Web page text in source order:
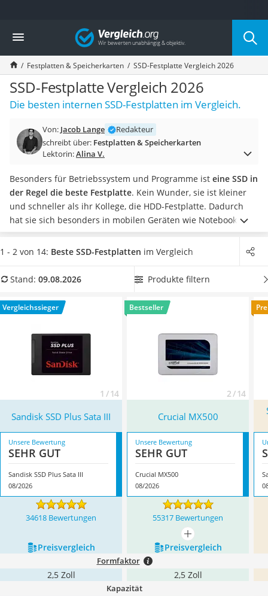
Die beliebtesten Vergleiche nach Kategorie
Elektronik
Powerstation
Monitor 32 Zoll 4K
Fernseher
Drucker
Desktop-PC
Diascanner
Laser-Multifunktionsdrucker
Powerstation mit Solarpanel
Gaming-PC
Soundbar
17-Zoll-Laptop
Satellitenschüssel
Gaming-Headset
Tablets unter 200 Euro
Lichtwecker
Acer Aspire
Vergleich
Festplatten & Speicherkarten SSD-Festplatte Vergleich 2026
SSD-Festplatte Vergleich 2026
Die besten internen SSD-Festplatten im Vergleich.
Von: Jacob Lange
Redakteur
schreibt über: Festplatten & Speicherkarten
Lektorin:Alina V.
Besonders für Betriebssystem und Programme ist eine SSD in
der Regel die beste Festplatte. Kein Wunder, sie ist kleiner
und schneller als ihr Kollege, die HDD-Festplatte. Dadurch
hat sie sich besonders in mobilen Geräten wie Notebooks
durchgesetzt. Da der Preis pro GB im Vergleich zur HDD-
Festplatte höher ist, ist eine Kombination aus SSD mit
immer relevant. Allerdings setzen moderne Geräte
bis 2 TBals internen Hauptspeicher. Überzeugt hat uns hier
im August 2026 besonders das ModellSandisk SSD Plus Sata
1 - 2 von 14: Beste SSD-Festplatten im Vergleich
Stand: 09.08.2026 Produkte filtern
Vergleichssieger
1 / 14
Bestseller
2 / 14
Sandisk SSD Plus Sata III Crucial MX500
Unsere Bewertung
SEHR GUT
Sandisk SSD Plus Sata III
08/2026
Unsere Bewertung
SEHR GUT
Crucial MX500
08/2026
34618 Bewertungen 55317 Bewertungen
mehr anzeigen
Preis­vergleich
Preis­vergleich
Formfaktor
2,5 Zoll 2,5 Zoll
Kapazität